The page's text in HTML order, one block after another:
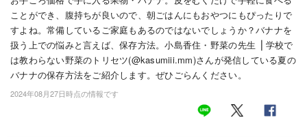
赤ちゃん・育児
子育て・家族
病院
美容・ファッション
ことができ、腹持ちが良いので、朝ごはんにもおやつにもぴったりで
すよね。常備しているご家庭もあるのではないでしょうか？バナナを
扱う上での悩みと言えば、保存方法。小島香住・野菜の先生 ⎪学校で
は教わらない野菜のトリセツ(@kasumiii.mm)さんが発信している夏の
バナナの保存方法をご紹介します。ぜひごらんください。
2024年08月27日時点の情報です